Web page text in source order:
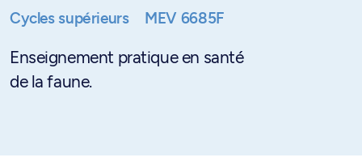
Cycles supérieurs MEV 6685F
Enseignement pratique en santé
de la faune.